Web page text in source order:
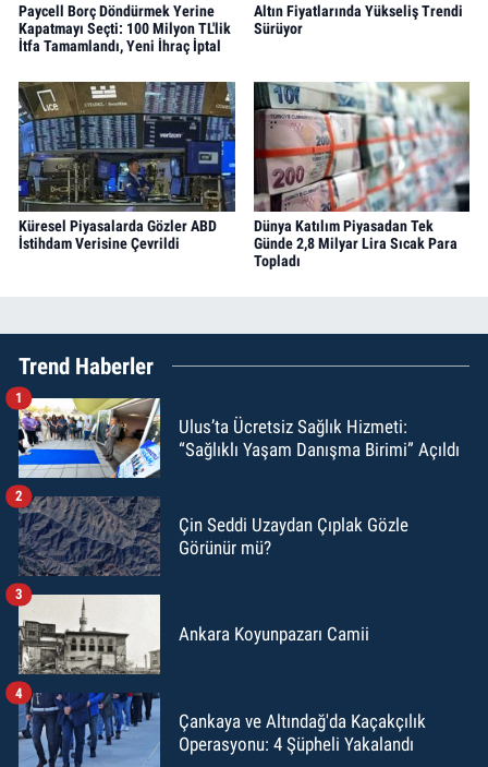
Paycell Borç Döndürmek Yerine
Kapatmayı Seçti: 100 Milyon TL'lik
İtfa Tamamlandı, Yeni İhraç İptal
Altın Fiyatlarında Yükseliş Trendi
Sürüyor
Küresel Piyasalarda Gözler ABD
İstihdam Verisine Çevrildi
Dünya Katılım Piyasadan Tek
Günde 2,8 Milyar Lira Sıcak Para
Topladı
Trend Haberler
Ulus’ta Ücretsiz Sağlık Hizmeti:
“Sağlıklı Yaşam Danışma Birimi” Açıldı
1
Çin Seddi Uzaydan Çıplak Gözle
Görünür mü?
2
Ankara Koyunpazarı Camii
3
Çankaya ve Altındağ'da Kaçakçılık
Operasyonu: 4 Şüpheli Yakalandı
4